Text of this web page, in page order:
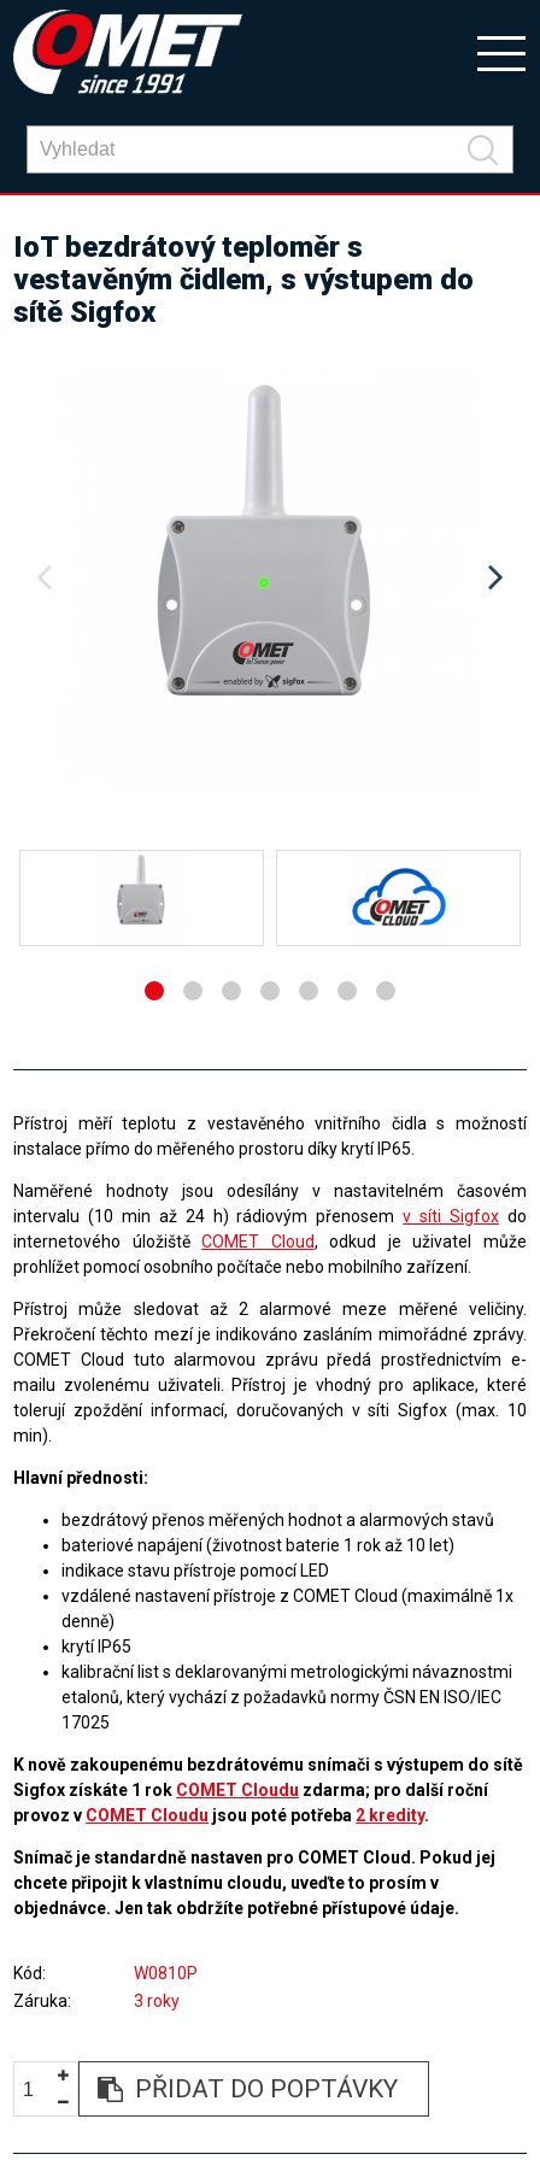
IoT bezdrátový teploměr s
vestavěným čidlem, s výstupem do
sítě Sigfox
Přístroj měří teplotu z vestavěného vnitřního čidla s možností
instalace přímo do měřeného prostoru díky krytí IP65.
Naměřené hodnoty jsou odesílány v nastavitelném časovém
intervalu (10 min až 24 h) rádiovým přenosemv síti Sigfoxdo
internetového úložištěCOMET Cloud, odkud je uživatel může
prohlížet pomocí osobního počítače nebo mobilního zařízení.
Přístroj může sledovat až 2 alarmové meze měřené veličiny.
Překročení těchto mezí je indikováno zasláním mimořádné zprávy.
COMET Cloud tuto alarmovou zprávu předá prostřednictvím e-
mailu zvolenému uživateli. Přístroj je vhodný pro aplikace, které
tolerují zpoždění informací, doručovaných v síti Sigfox (max. 10
min).
Hlavní přednosti:
bezdrátový přenos měřených hodnot a alarmových stavů
bateriové napájení (životnost baterie 1 rok až 10 let)
indikace stavu přístroje pomocí LED
vzdálené nastavení přístroje z COMET Cloud (maximálně 1x
denně)
krytí IP65
kalibrační list s deklarovanými metrologickými návaznostmi
etalonů, který vychází z požadavků normy ČSN EN ISO/IEC
17025
K nově zakoupenému bezdrátovému snímači s výstupem do sítě
Sigfox získáte 1 rok COMET Cloudu zdarma; pro další roční
provoz v COMET Cloudu jsou poté potřeba 2 kredity.
Snímač je standardně nastaven pro COMET Cloud. Pokud jej
chcete připojit k vlastnímu cloudu, uveďte to prosím v
objednávce. Jen tak obdržíte potřebné přístupové údaje.
Kód
W0810P
Záruka
3 roky
PŘIDAT DO POPTÁVKY